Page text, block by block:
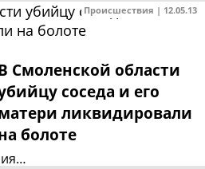
Происшествия | 12.05.13
Смоленской области
соседа и его
ликвидировали
болоте